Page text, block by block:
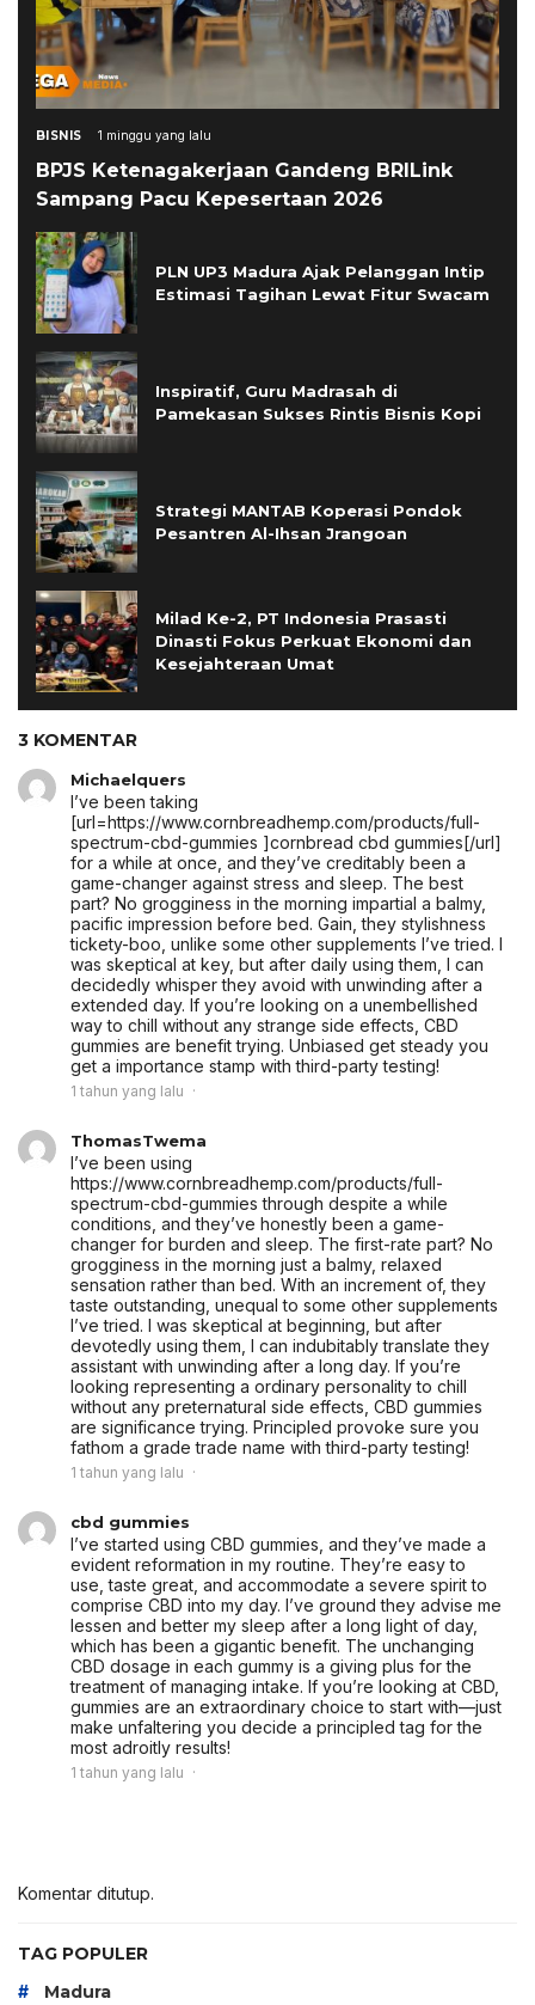
BISNIS 1 minggu yang lalu
BPJS Ketenagakerjaan Gandeng BRILink
Sampang Pacu Kepesertaan 2026
PLN UP3 Madura Ajak Pelanggan Intip
Estimasi Tagihan Lewat Fitur Swacam
Inspiratif, Guru Madrasah di
Pamekasan Sukses Rintis Bisnis Kopi
Strategi MANTAB Koperasi Pondok
Pesantren Al-Ihsan Jrangoan
Milad Ke-2, PT Indonesia Prasasti
Dinasti Fokus Perkuat Ekonomi dan
Kesejahteraan Umat
3 KOMENTAR
Michaelquers
I’ve been taking
[url=https://www.cornbreadhemp.com/products/full-
spectrum-cbd-gummies ]cornbread cbd gummies[/url]
for a while at once, and they’ve creditably been a
game-changer against stress and sleep. The best
part? No grogginess in the morning impartial a balmy,
pacific impression before bed. Gain, they stylishness
tickety-boo, unlike some other supplements I’ve tried. I
was skeptical at key, but after daily using them, I can
decidedly whisper they avoid with unwinding after a
extended day. If you’re looking on a unembellished
way to chill without any strange side effects, CBD
gummies are benefit trying. Unbiased get steady you
get a importance stamp with third-party testing!
1 tahun yang lalu
ThomasTwema
I’ve been using
https://www.cornbreadhemp.com/products/full-
spectrum-cbd-gummies through despite a while
conditions, and they’ve honestly been a game-
changer for burden and sleep. The first-rate part? No
grogginess in the morning just a balmy, relaxed
sensation rather than bed. With an increment of, they
taste outstanding, unequal to some other supplements
I’ve tried. I was skeptical at beginning, but after
devotedly using them, I can indubitably translate they
assistant with unwinding after a long day. If you’re
looking representing a ordinary personality to chill
without any preternatural side effects, CBD gummies
are significance trying. Principled provoke sure you
fathom a grade trade name with third-party testing!
1 tahun yang lalu
cbd gummies
I’ve started using CBD gummies, and they’ve made a
evident reformation in my routine. They’re easy to
use, taste great, and accommodate a severe spirit to
comprise CBD into my day. I’ve ground they advise me
lessen and better my sleep after a long light of day,
which has been a gigantic benefit. The unchanging
CBD dosage in each gummy is a giving plus for the
treatment of managing intake. If you’re looking at CBD,
gummies are an extraordinary choice to start with—just
make unfaltering you decide a principled tag for the
most adroitly results!
1 tahun yang lalu
Komentar ditutup.
TAG POPULER
# Madura